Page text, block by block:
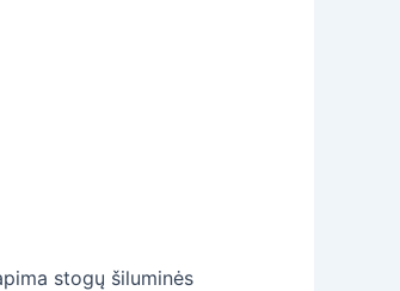
stogų šiluminės